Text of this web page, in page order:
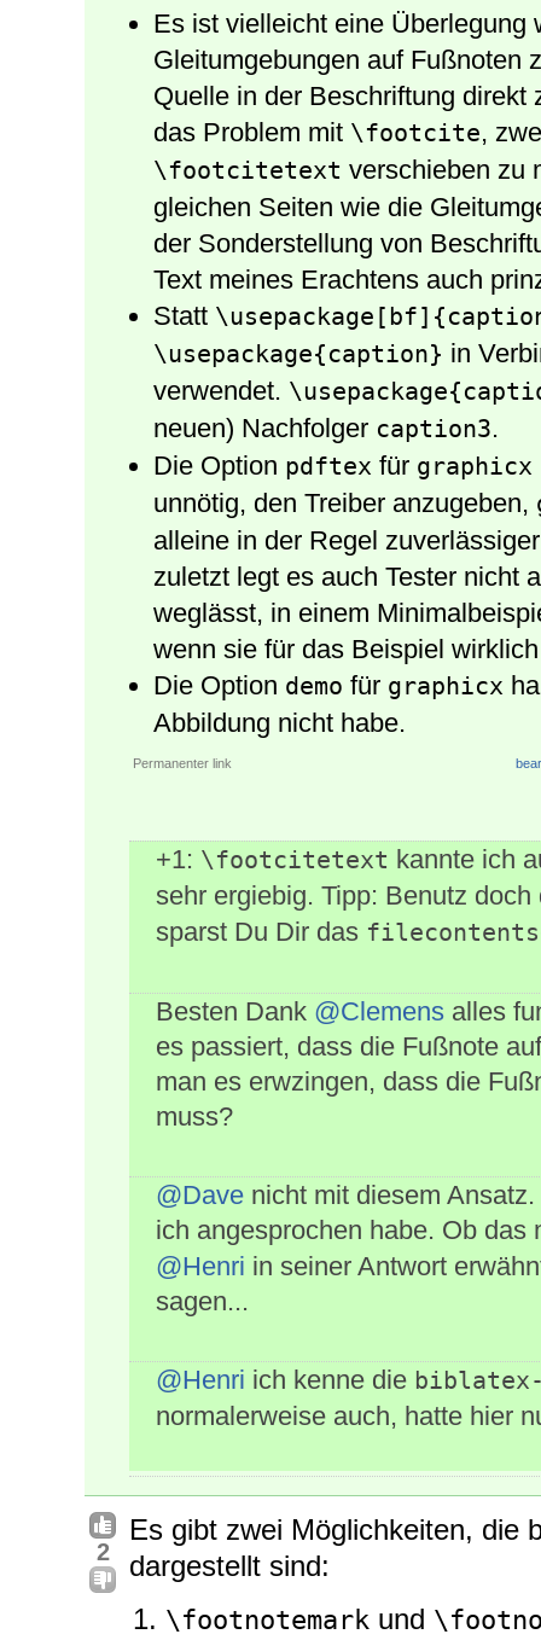
Es ist vielleicht eine Überlegung
Gleitumgebungen auf Fußnoten
Quelle in der Beschriftung direkt
das Problem mit \footcite,
\footcitetext verschieben zu
gleichen Seiten wie die
der Sonderstellung von
Text meines Erachtens auch
Statt
\usepackage{caption} in
verwendet.
neuen) Nachfolger caption3.
Die Option pdftex für graphicx
unnötig, den Treiber anzugeben,
alleine in der Regel
zuletzt legt es auch Tester nicht
weglässt, in einem
wenn sie für das Beispiel
Die Option demo für graphicx
Abbildung nicht habe.
Permanenter link
+1: \footcitetext kannte ich
sehr ergiebig. Tipp: Benutz
sparst Du Dir das filecontents
Besten Dank @Clemens alles
es passiert, dass die Fußnote
man es erwzingen, dass die
muss?
@Dave nicht mit diesem
ich angesprochen habe. Ob
@Henri in seiner Antwort
sagen...
@Henri ich kenne die
normalerweise auch, hatte hier
2
Es gibt zwei Möglichkeiten, die
dargestellt sind:
\footnotemark und